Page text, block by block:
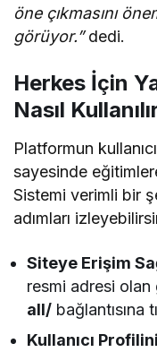
öne çıkmasını
görüyor.”dedi.
Herkes İçin
Nasıl
Platformun
sayesinde
Sistemi verimli bir
adımları
Siteye Erişim
resmi adresi olan
all/ bağlantısına
Kullanıcı